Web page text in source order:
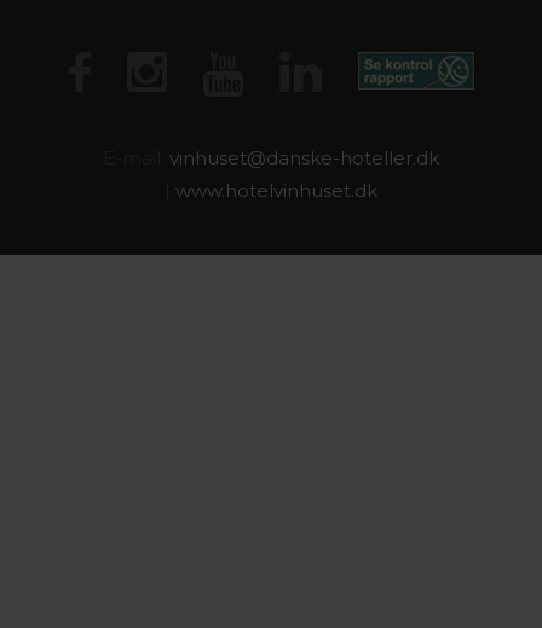
vinhuset@danske-hoteller.dk
www.hotelvinhuset.dk